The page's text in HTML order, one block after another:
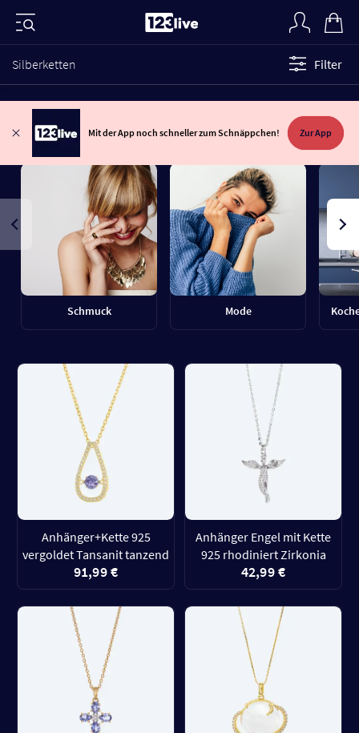
Silberketten Filter
Mit der App noch schneller zum Schnäppchen! Zur App
Schmuck Mode
Anhänger+Kette 925
vergoldet Tansanit tanzend
91,99 €
Anhänger Engel mit Kette
925 rhodiniert Zirkonia
42,99 €